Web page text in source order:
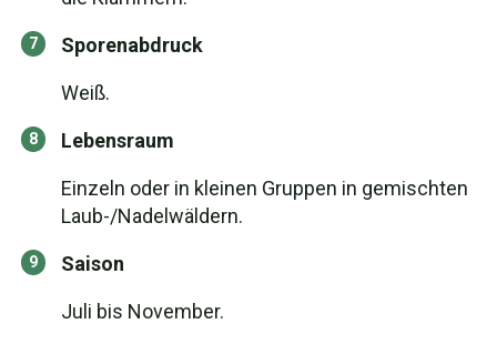
Sporenabdruck
Weiß.
Lebensraum
Einzeln oder in kleinen Gruppen in gemischten
Laub-/Nadelwäldern.
Saison
Juli bis November.